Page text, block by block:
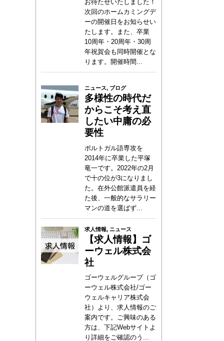
お待たせいたしました！
次回のホームカミングデ
ーの開催日をお知らせい
たします。また、卒業
10周年・20周年・30周
年祝賀会も同時開催とな
ります。開催時間...
ニュース, ブログ
多様性の時代だ
からこそ考え直
したい中庸の必
要性
ポルトガル語専攻を
2014年に卒業した平塚
竜一です。2022年の2月
で十の位が3になりまし
た。在外公館派遣員を経
た後、一般的なサラリー
マンの道を選ばず...
求人情報, ニュース
【求人情報】ゴ
ーウェル株式会
社
ゴーウェルグループ（ゴ
ーウェル株式会社/ゴー
ウェルキャリア株式会
社）より、求人情報のご
案内です。ご興味のある
方は、下記Webサイトよ
り詳細をご確認のう...